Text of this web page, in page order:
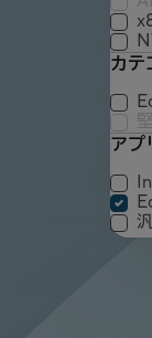
カテ
アプ